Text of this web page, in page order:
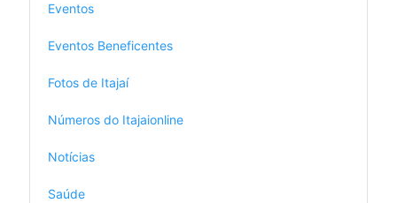
Eventos
Eventos Beneficentes
Fotos de Itajaí
Números do Itajaionline
Notícias
Saúde